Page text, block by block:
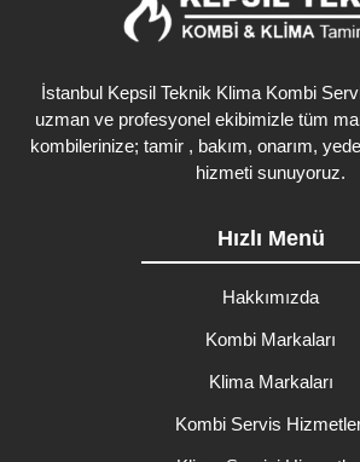
İstanbul Kepsil Teknik Klima Kombi
uzman ve profesyonel ekibimizle tüm
kombilerinize; tamir , bakım, onarım,
hizmeti sunuyoruz.
Hızlı Menü
Hakkımızda
Kombi Markaları
Klima Markaları
Kombi Servis